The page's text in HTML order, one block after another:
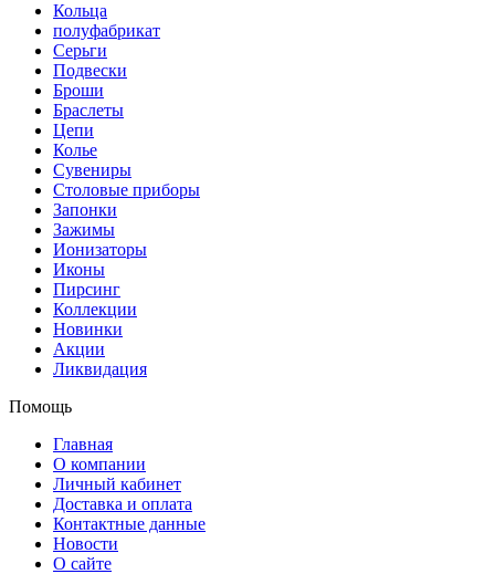
Кольца
полуфабрикат
Серьги
Подвески
Броши
Браслеты
Цепи
Колье
Сувениры
Столовые приборы
Запонки
Зажимы
Ионизаторы
Иконы
Пирсинг
Коллекции
Новинки
Акции
Ликвидация
Помощь
Главная
О компании
Личный кабинет
Доставка и оплата
Контактные данные
Новости
О сайте